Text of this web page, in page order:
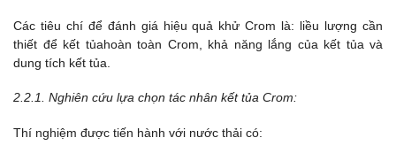
Các tiêu chí để đánh giá hiệu quả khử Crom là: liều lượng cần
thiết để kết tủahoàn toàn Crom, khả năng lắng của kết tủa và
dung tích kết tủa.
2.2.1. Nghiên cứu lựa chọn tác nhân kết tủa Crom:
Thí nghiệm được tiến hành với nước thải có: